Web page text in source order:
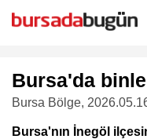
Bursa'da
Bursa Bölge,
Bursa'nın İnegöl